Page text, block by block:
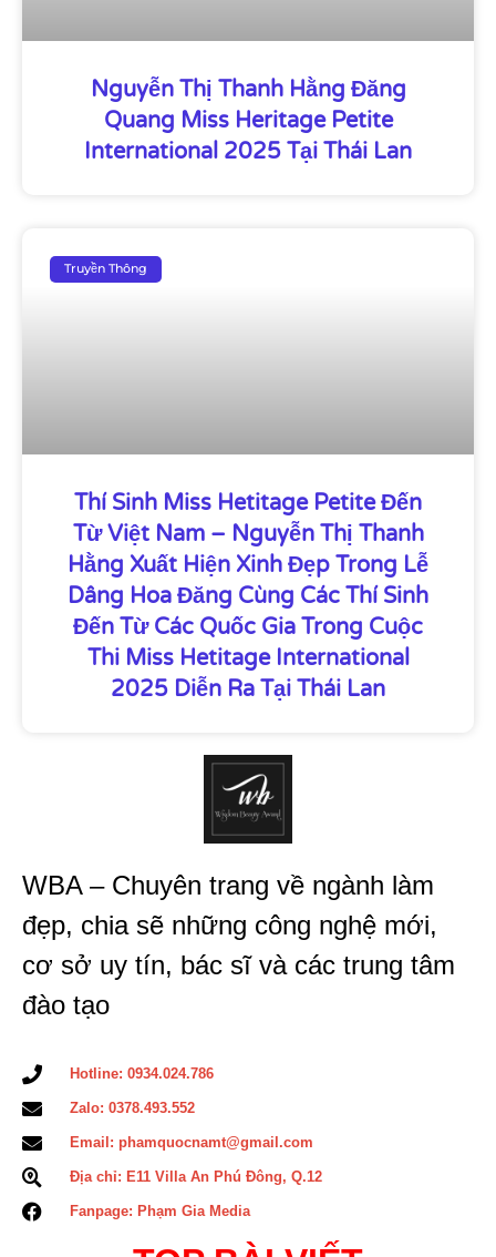
Nguyễn Thị Thanh Hằng Đăng
Quang Miss Heritage Petite
International 2025 Tại Thái Lan
Truyền Thông
Thí Sinh Miss Hetitage Petite Đến
Từ Việt Nam – Nguyễn Thị Thanh
Hằng Xuất Hiện Xinh Đẹp Trong Lễ
Dâng Hoa Đăng Cùng Các Thí Sinh
Đến Từ Các Quốc Gia Trong Cuộc
Thi Miss Hetitage International
2025 Diễn Ra Tại Thái Lan
WBA – Chuyên trang về ngành làm
đẹp, chia sẽ những công nghệ mới,
cơ sở uy tín, bác sĩ và các trung tâm
đào tạo
Hotline: 0934.024.786
Zalo: 0378.493.552
Email: phamquocnamt@gmail.com
Địa chỉ: E11 Villa An Phú Đông, Q.12
Fanpage: Phạm Gia Media